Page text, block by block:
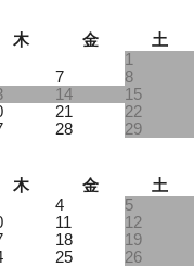
木 金
土
1
7
8
14
15
21
22
28
29
木 金
土
4
5
11
12
18
19
25
26